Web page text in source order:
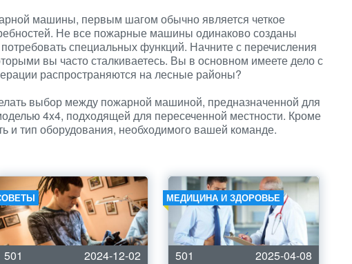
машины, первым шагом обычно является четкое
Не все пожарные машины одинаково созданы
специальных функций. Начните с перечисления
вы часто сталкиваетесь. Вы в основном имеете дело с
распространяются на лесные районы?
выбор между пожарной машиной, предназначенной для
4x4, подходящей для пересеченной местности. Кроме
и тип оборудования, необходимого вашей команде.
501
2024-12-02
МЕДИЦИНА И ЗДОРОВЬЕ
501
2025-04-08